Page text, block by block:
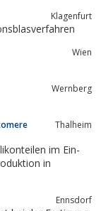
Klagenfurt
Wien
Wernberg
Thalheim
im Ein-
in
Ennsdorf